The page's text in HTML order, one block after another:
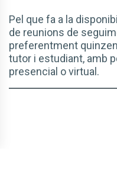
Pel que fa a la
de reunions de
preferentment
tutor i estudiant, amb
presencial o virtual.